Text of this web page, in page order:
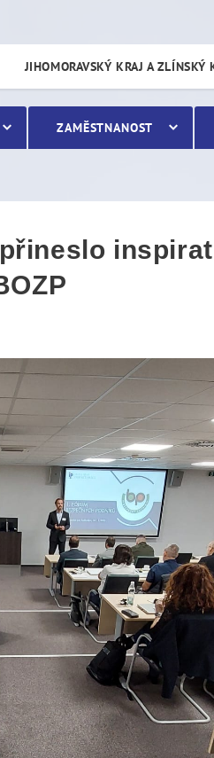
JIHOMORAVSKÝ KRAJ A ZLÍNSKÝ
ZAMĚSTNANOST